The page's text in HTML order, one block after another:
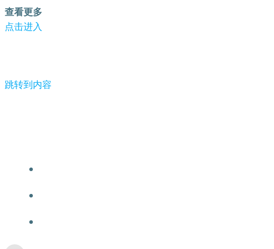
查看更多
点击进入
跳转到内容